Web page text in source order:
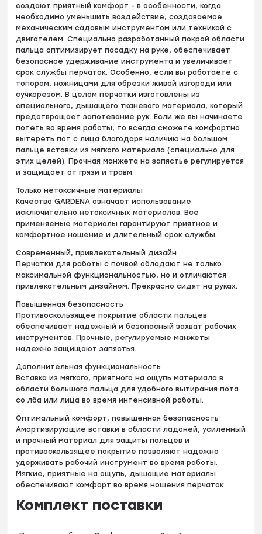
создают приятный комфорт - в особенности, когда
необходимо уменьшить воздействие, создаваемое
механическим садовым инструментом или техникой с
двигателем. Специально разработанный покрой области
пальца оптимизирует посадку на руке, обеспечивает
безопасное удерживание инструмента и увеличивает
срок службы перчаток. Особенно, если вы работаете с
топором, ножницами для обрезки живой изгороди или
сучкорезом. В целом перчатки изготовлены из
специального, дышащего тканевого материала, который
предотвращает запотевание рук. Если же вы начинаете
потеть во время работы, то всегда сможете комфортно
вытереть пот с лица благодаря наличию на большом
пальце вставки из мягкого материала (специально для
этих целей). Прочная манжета на запястье регулируется
и защищает от грязи и травм.
Только нетоксичные материалы
Качество GARDENA означает использование
исключительно нетоксичных материалов. Все
применяемые материалы гарантируют приятное и
комфортное ношение и длительный срок службы.
Современный, привлекательный дизайн
Перчатки для работы с почвой обладают не только
максимальной функциональностью, но и отличаются
привлекательным дизайном. Прекрасно сидят на руках.
Повышенная безопасность
Противоскользящее покрытие области пальцев
обеспечивает надежный и безопасный захват рабочих
инструментов. Прочные, регулируемые манжеты
надежно защищают запястья.
Дополнительная функциональность
Вставка из мягкого, приятного на ощупь материала в
области большого пальца для удобного вытирания пота
со лба или лица во время интенсивной работы.
Оптимальный комфорт, повышенная безопасность
Амортизирующие вставки в области ладоней, усиленный
и прочный материал для защиты пальцев и
противоскользящее покрытие позволяют надежно
удерживать рабочий инструмент во время работы.
Мягкие, приятные на ощупь, дышащие материалы
обеспечивают комфорт во время ношения перчаток.
Комплект поставки